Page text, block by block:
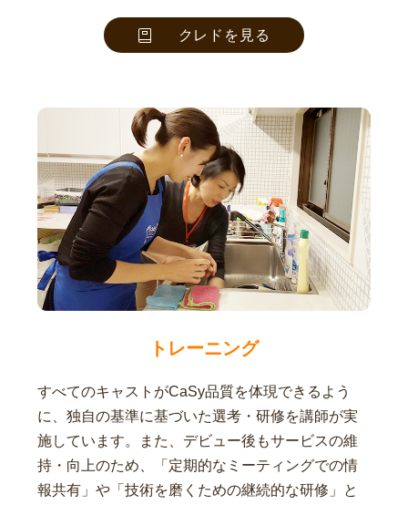
クレドを見る
トレーニング
すべてのキャストがCaSy品質を体現できるよう
に、独自の基準に基づいた選考・研修を講師が実
施しています。また、デビュー後もサービスの維
持・向上のため、「定期的なミーティングでの情
報共有」や「技術を磨くための継続的な研修」と